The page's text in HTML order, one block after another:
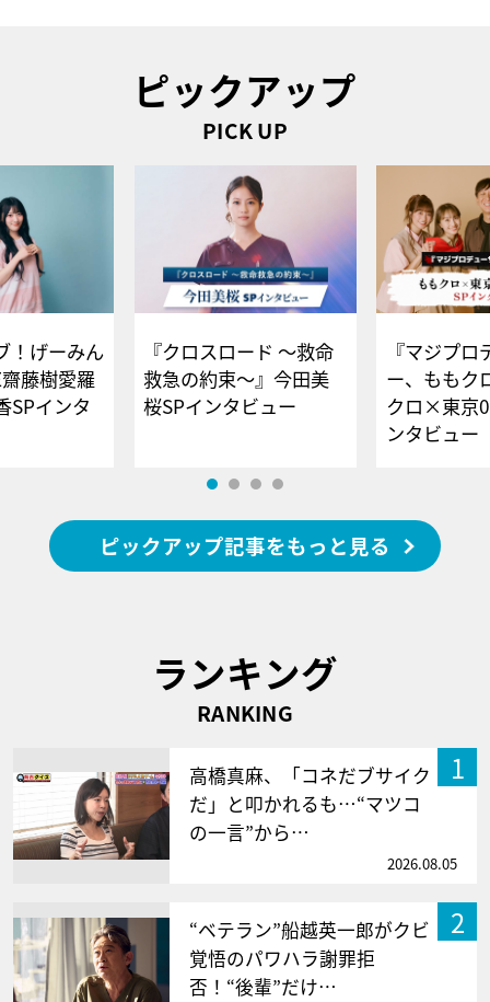
ピックアップ
PICK UP
！げーみん
藤樹愛羅
SPインタ
『クロスロード ～救命
救急の約束～』今田美
桜SPインタビュー
『マジプロ
ー、ももク
クロ×東京
ンタビュー
ピックアップ記事をもっと見る
ランキング
RANKING
1
高橋真麻、「コネだブサイク
だ」と叩かれるも…“マツコ
の一言”から…
2026.08.05
2
“ベテラン”船越英一郎がクビ
覚悟のパワハラ謝罪拒
否！“後輩”だけ…